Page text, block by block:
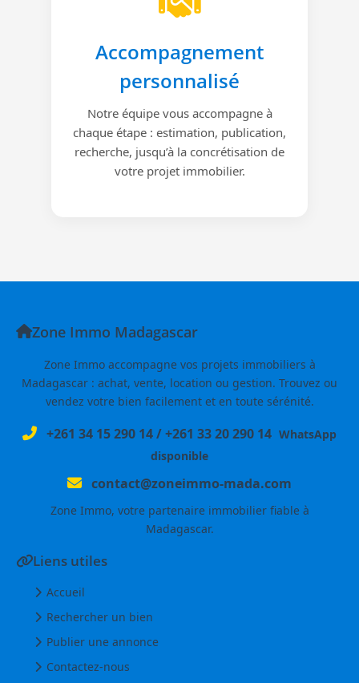
Accompagnement
personnalisé
Notre équipe vous accompagne à
chaque étape : estimation, publication,
recherche, jusqu’à la concrétisation de
votre projet immobilier.
Zone Immo Madagascar
Zone Immo accompagne vos projets immobiliers à
Madagascar : achat, vente, location ou gestion. Trouvez ou
vendez votre bien facilement et en toute sérénité.
+261 34 15 290 14/+261 33 20 290 14 WhatsApp
disponible
contact@zoneimmo-mada.com
Zone Immo, votre partenaire immobilier fiable à
Madagascar.
Liens utiles
Accueil
Rechercher un bien
Publier une annonce
Contactez-nous